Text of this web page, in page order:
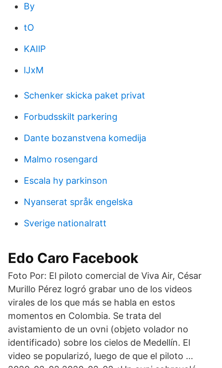
By
tO
KAIlP
lJxM
Schenker skicka paket privat
Forbudsskilt parkering
Dante bozanstvena komedija
Malmo rosengard
Escala hy parkinson
Nyanserat språk engelska
Sverige nationalratt
Edo Caro Facebook
Foto Por: El piloto comercial de Viva Air, César
Murillo Pérez logró grabar uno de los videos
virales de los que más se habla en estos
momentos en Colombia. Se trata del
avistamiento de un ovni (objeto volador no
identificado) sobre los cielos de Medellín. El
video se popularizó, luego de que el piloto …